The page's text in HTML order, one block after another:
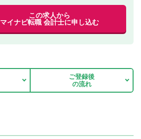
転職お役立ち情報
この求人から
マイナビ転職 会計士に申し込む
ご登録後
の流れ